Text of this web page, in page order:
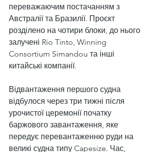
переважаючим постачанням з
Австралії та Бразилії. Проєкт
розділено на чотири блоки, до нього
залучені Rio Tinto, Winning
Consortium Simandou та інші
китайські компанії.
Відвантаження першого судна
відбулося через три тижні після
урочистої церемонії початку
баржового завантаження, яке
передує перевантаженню руди на
великі судна типу Capesize. Час,